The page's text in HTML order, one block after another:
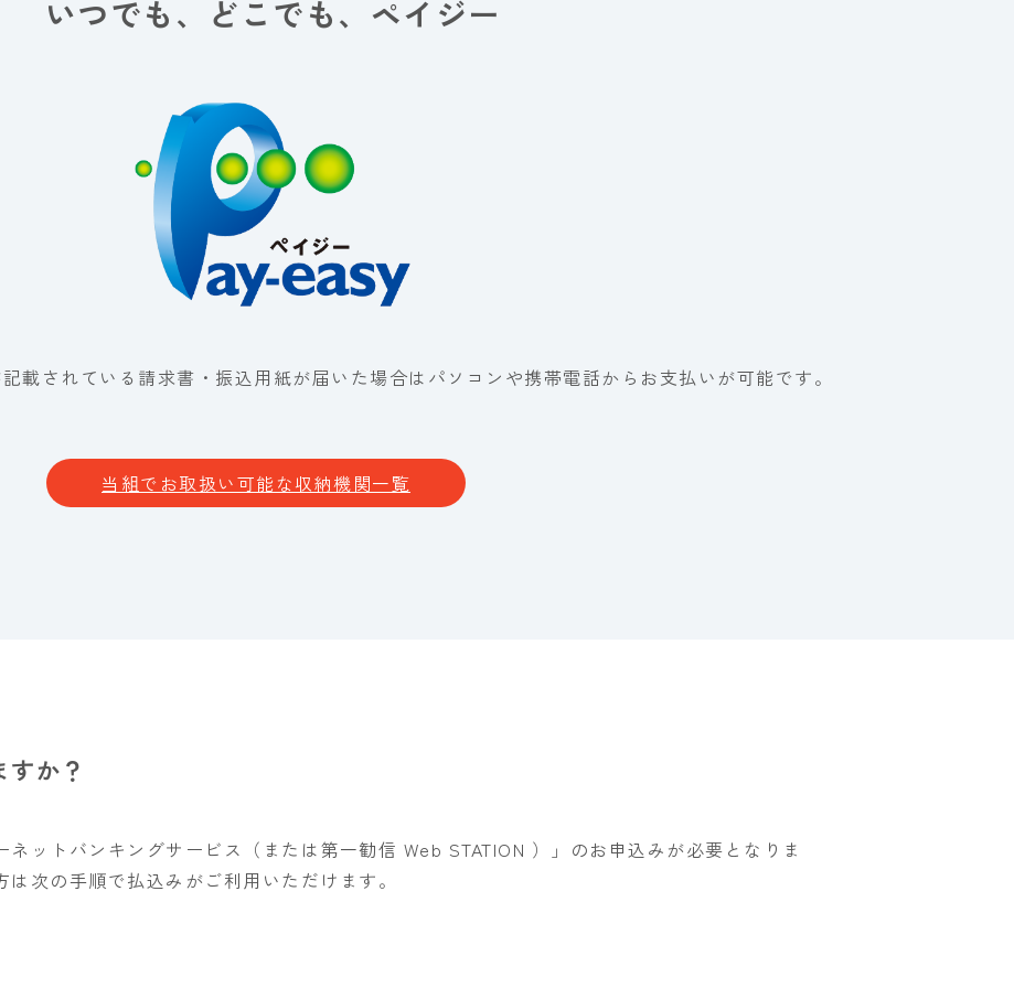
いつでも、どこでも、ペイジー
載されている請求書・振込用紙が届いた場合はパソコンや携帯電話からお支払いが可能です。
当組でお取扱い可能な収納機関一覧
すか？
ットバンキングサービス（または第一勧信 Web STATION ）」のお申込みが必要となりま
次の手順で払込みがご利用いただけます。